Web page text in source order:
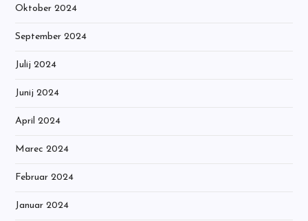
Oktober 2024
September 2024
Julij 2024
Junij 2024
April 2024
Marec 2024
Februar 2024
Januar 2024